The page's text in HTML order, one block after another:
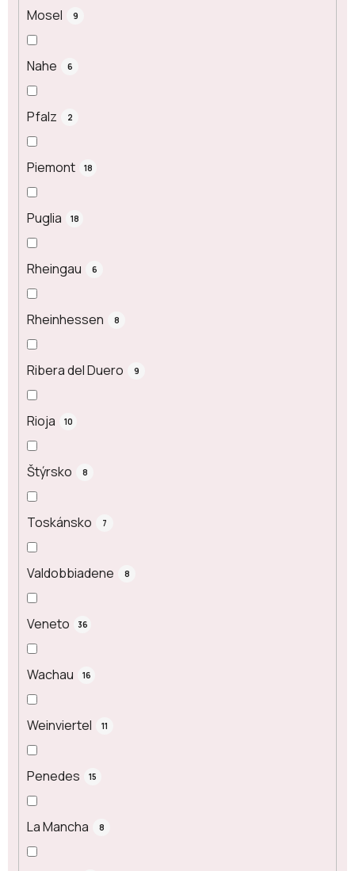
Mosel 9
Nahe 6
Pfalz 2
Piemont 18
Puglia 18
Rheingau 6
Rheinhessen 8
Ribera del Duero 9
Rioja 10
Štýrsko 8
Toskánsko 7
Valdobbiadene 8
Veneto 36
Wachau 16
Weinviertel 11
Penedes 15
La Mancha 8